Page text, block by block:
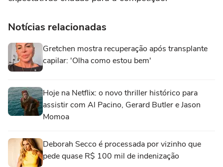
Notícias relacionadas
Gretchen mostra recuperação após transplante
capilar: 'Olha como estou bem'
Hoje na Netflix: o novo thriller histórico para
assistir com Al Pacino, Gerard Butler e Jason
Momoa
Deborah Secco é processada por vizinho que
pede quase R$ 100 mil de indenização